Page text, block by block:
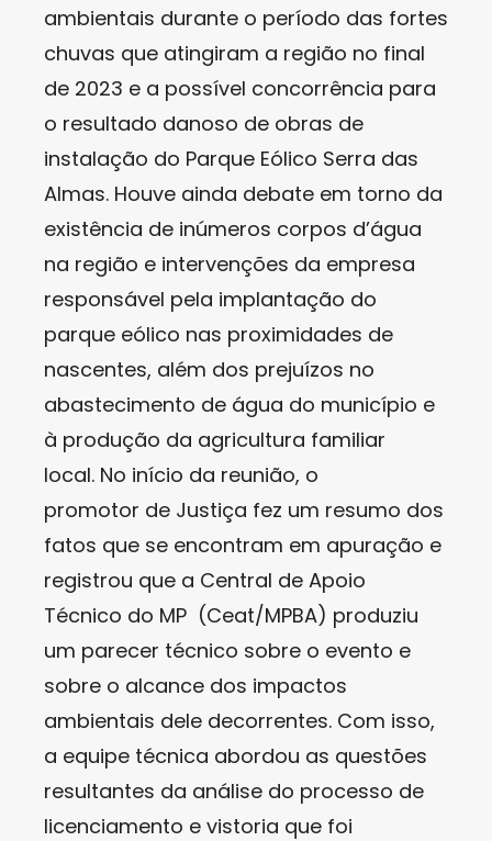
ambientais durante o período das fortes
chuvas que atingiram a região no final
de 2023 e a possível concorrência para
o resultado danoso de obras de
instalação do Parque Eólico Serra das
Almas. Houve ainda debate em torno da
existência de inúmeros corpos d’água
na região e intervenções da empresa
responsável pela implantação do
parque eólico nas proximidades de
nascentes, além dos prejuízos no
abastecimento de água do município e
à produção da agricultura familiar
local. No início da reunião, o
promotor de Justiça fez um resumo dos
fatos que se encontram em apuração e
registrou que a Central de Apoio
Técnico do MP (Ceat/MPBA) produziu
um parecer técnico sobre o evento e
sobre o alcance dos impactos
ambientais dele decorrentes. Com isso,
a equipe técnica abordou as questões
resultantes da análise do processo de
licenciamento e vistoria que foi